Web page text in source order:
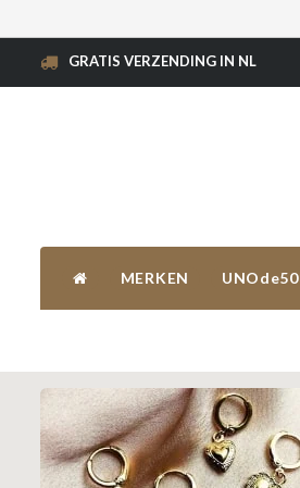
GRATIS VERZENDING IN NL
MERKEN UNOde50